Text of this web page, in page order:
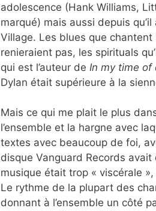
adolescence (Hank Williams,
marqué) mais aussi depuis
Village. Les blues que
renieraient pas, les spirituals
qui est l’auteur de In my time of
Dylan était supérieure à la
Mais ce qui me plait le plus
l’ensemble et la hargne avec
textes avec beaucoup de foi,
disque Vanguard Records avait
musique était trop « viscérale
Le rythme de la plupart des
donnant à l’ensemble un côté